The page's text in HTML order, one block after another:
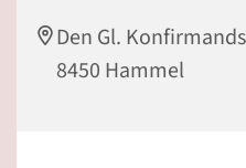
Den Gl.
8450 Hammel